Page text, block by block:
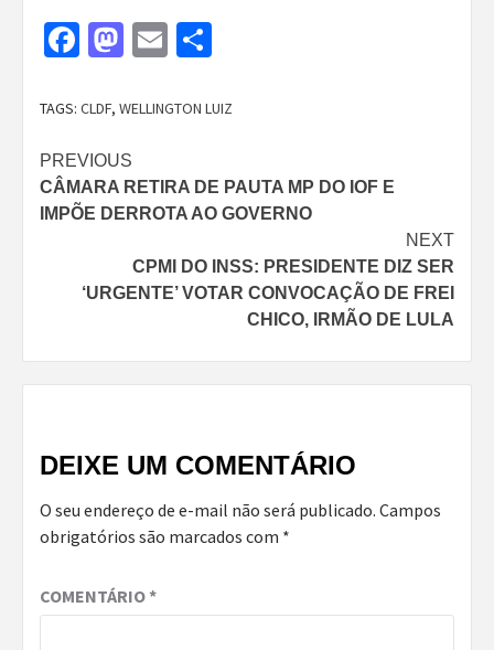
Facebook
Mastodon
Email
TAGS: CLDF, WELLINGTON LUIZ
Continue
Reading
PREVIOUS
CÂMARA RETIRA DE PAUTA MP DO IOF E
IMPÕE DERROTA AO GOVERNO
NEXT
CPMI DO INSS: PRESIDENTE DIZ SER
‘URGENTE’ VOTAR CONVOCAÇÃO DE FREI
CHICO, IRMÃO DE LULA
DEIXE UM COMENTÁRIO
O seu endereço de e-mail não será publicado. Campos
obrigatórios são marcados com *
COMENTÁRIO*